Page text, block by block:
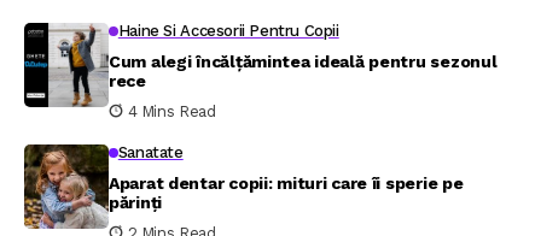
Haine Si Accesorii Pentru Copii
Cum alegi încălțămintea ideală pentru sezonul
rece
4 Mins Read
Sanatate
Aparat dentar copii: mituri care îi sperie pe
părinți